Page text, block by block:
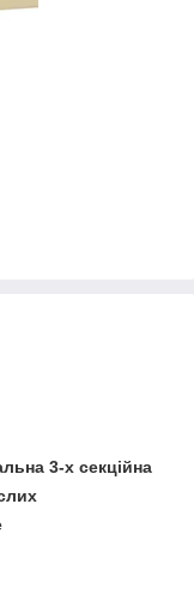
3-х секційна